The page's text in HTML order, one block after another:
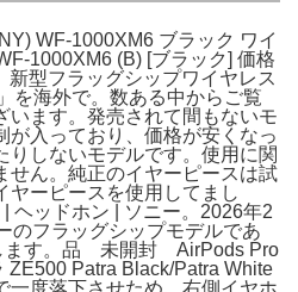
WF-1000XM6 ブラック ワイ
1000XM6 (B) [ブラック] 価格
新型フラッグシップワイヤレス
を海外で。数ある中からご覧
います。発売されて間もないモ
が入っており、価格が安くなっ
りしないモデルです。使用に関
せん。純正のイヤーピースは試
ヤーピースを使用してまし
ヘッドホン | ソニー。2026年2
のフラッグシップモデルであ
ます。品 未開封 AirPods Pro
ZE500 Patra Black/Patra White
一度落下させため、右側イヤホ